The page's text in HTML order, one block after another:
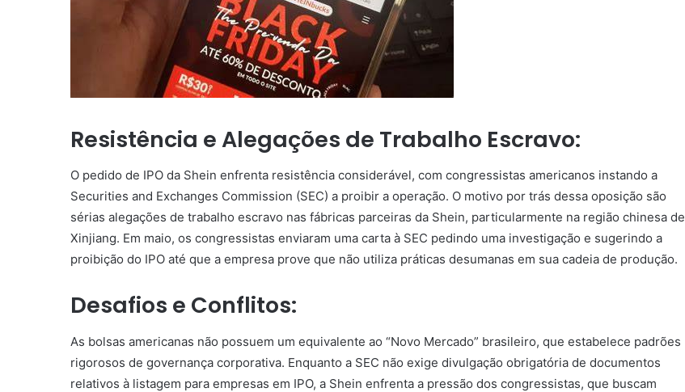
Resistência e Alegações de Trabalho Escravo:
O pedido de IPO da Shein enfrenta resistência considerável, com congressistas americanos instando a
Securities and Exchanges Commission (SEC) a proibir a operação. O motivo por trás dessa oposição são
sérias alegações de trabalho escravo nas fábricas parceiras da Shein, particularmente na região chinesa de
Xinjiang. Em maio, os congressistas enviaram uma carta à SEC pedindo uma investigação e sugerindo a
proibição do IPO até que a empresa prove que não utiliza práticas desumanas em sua cadeia de produção.
Desafios e Conflitos:
As bolsas americanas não possuem um equivalente ao “Novo Mercado” brasileiro, que estabelece padrões
rigorosos de governança corporativa. Enquanto a SEC não exige divulgação obrigatória de documentos
relativos à listagem para empresas em IPO, a Shein enfrenta a pressão dos congressistas, que buscam